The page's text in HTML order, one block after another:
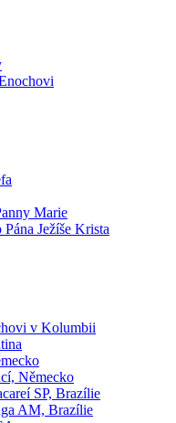
Marie
Ježíše Krista
v Kolumbii
Německo
SP, Brazílie
AM, Brazílie